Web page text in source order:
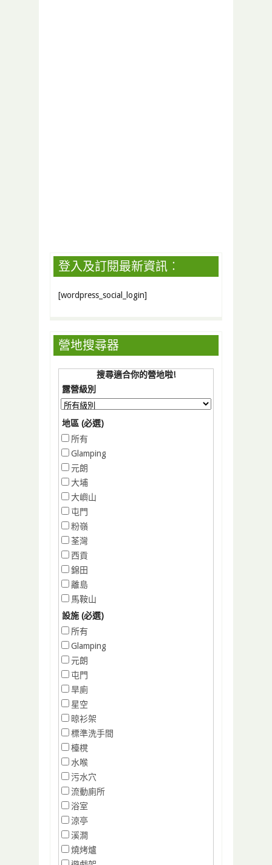
登入及訂閱最新資訊︰
[wordpress_social_login]
營地搜尋器
搜尋適合你的營地啦!
露營級別
地區 (必選)
所有
Glamping
元朗
大埔
大嶼山
屯門
粉嶺
荃灣
西貢
錦田
離島
馬鞍山
設施 (必選)
所有
Glamping
元朗
屯門
旱廁
星空
晾衫架
標準洗手間
檯櫈
水喉
污水穴
流動廁所
浴室
涼亭
溪澗
燒烤爐